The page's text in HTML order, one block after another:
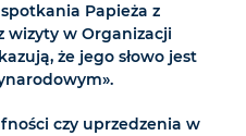
Papieża z
wizyty w Organizacji
że jego słowo jest
czy uprzedzenia w